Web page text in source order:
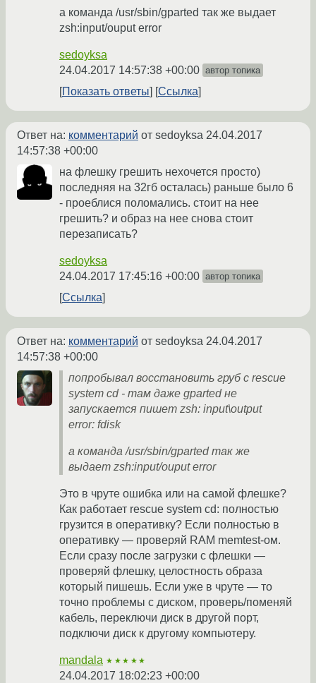
а команда /usr/sbin/gparted так же выдает
zsh:input/ouput error
sedoyksa
24.04.2017 14:57:38 +00:00 автор топика
Показать ответы Ссылка
Ответ на: комментарий от sedoyksa 24.04.2017
14:57:38 +00:00
на флешку грешить нехочется просто)
последняя на 32гб осталась) раньше было 6
- проеблися поломались. стоит на нее
грешить? и образ на нее снова стоит
перезаписать?
sedoyksa
24.04.2017 17:45:16 +00:00 автор топика
Ссылка
Ответ на: комментарий от sedoyksa 24.04.2017
14:57:38 +00:00
попробывал восстановить груб с rescue
system cd - там даже gparted не
запускается пишет zsh: input\output
error: fdisk
а команда /usr/sbin/gparted так же
выдает zsh:input/ouput error
Это в чруте ошибка или на самой флешке?
Как работает rescue system cd: полностью
грузится в оперативку? Если полностью в
оперативку — проверяй RAM memtest-ом.
Если сразу после загрузки с флешки —
проверяй флешку, целостность образа
который пишешь. Если уже в чруте — то
точно проблемы с диском, проверь/поменяй
кабель, переключи диск в другой порт,
подключи диск к другому компьютеру.
mandala ★★★★★
24.04.2017 18:02:23 +00:00